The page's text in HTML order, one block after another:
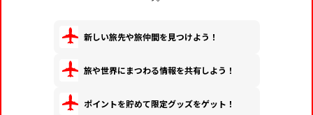
新しい旅先や旅仲間を見つけよう！
旅や世界にまつわる情報を共有しよう！
ポイントを貯めて限定グッズをゲット！